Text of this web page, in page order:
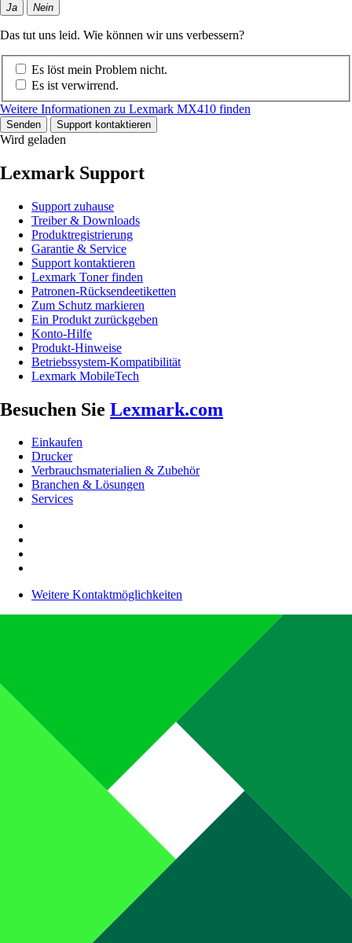
Ja Nein
Das tut uns leid. Wie können wir uns verbessern?
Es löst mein Problem nicht.
Es ist verwirrend.
Weitere Informationen zu Lexmark MX410 finden
Senden Support kontaktieren
Wird geladen
Lexmark Support
Support zuhause
Treiber & Downloads
Produktregistrierung
Garantie & Service
Support kontaktieren
Lexmark Toner finden
Patronen-Rücksendeetiketten
Zum Schutz markieren
Ein Produkt zurückgeben
Konto-Hilfe
Produkt-Hinweise
Betriebssystem-Kompatibilität
Lexmark MobileTech
Besuchen Sie Lexmark.com
Einkaufen
Drucker
Verbrauchsmaterialien & Zubehör
Branchen & Lösungen
Services
Weitere Kontaktmöglichkeiten